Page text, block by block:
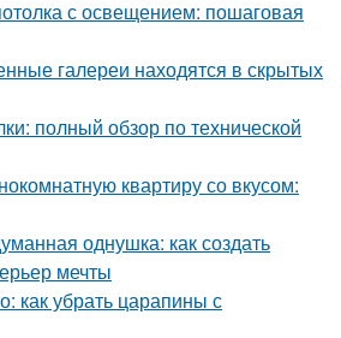
с освещением: пошаговая
галереи находятся в скрытых
полный обзор по технической
квартиру со вкусом:
однушка: как создать
мечты
как убрать царапины с